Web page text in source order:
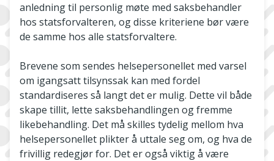
anledning til personlig møte med saksbehandler
hos statsforvalteren, og disse kriteriene bør være
de samme hos alle statsforvaltere.
Brevene som sendes helsepersonellet med varsel
om igangsatt tilsynssak kan med fordel
standardiseres så langt det er mulig. Dette vil både
skape tillit, lette saksbehandlingen og fremme
likebehandling. Det må skilles tydelig mellom hva
helsepersonellet plikter å uttale seg om, og hva de
frivillig redegjør for. Det er også viktig å være